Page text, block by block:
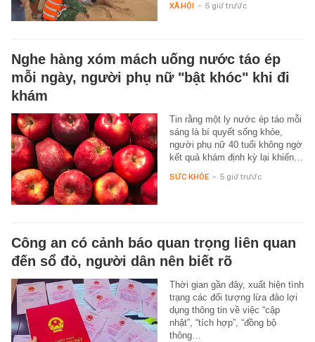
XÃ HỘI - 5 giờ trước
Nghe hàng xóm mách uống nước táo ép
mỗi ngày, người phụ nữ "bật khóc" khi đi
khám
Tin rằng một ly nước ép táo mỗi
sáng là bí quyết sống khỏe,
người phụ nữ 40 tuổi không ngờ
kết quả khám định kỳ lại khiến…
SỨC KHỎE - 5 giờ trước
Công an có cảnh báo quan trọng liên quan
đến sổ đỏ, người dân nên biết rõ
Thời gian gần đây, xuất hiện tình
trạng các đối tượng lừa đảo lợi
dụng thông tin về việc “cập
nhật”, “tích hợp”, “đồng bộ
thông…